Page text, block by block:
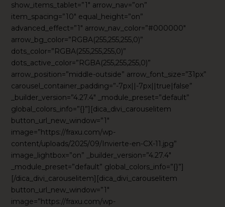
show_items_tablet=”1″ arrow_nav=”on”
item_spacing=”10″ equal_height=”on”
advanced_effect=”1″ arrow_nav_color=”#000000″
arrow_bg_color=”RGBA(255,255,255,0)”
dots_color=”RGBA(255,255,255,0)”
dots_active_color=”RGBA(255,255,255,0)”
arrow_position=”middle-outside” arrow_font_size=”31px”
carousel_container_padding=”-7px||-7px||true|false”
_builder_version=”4.27.4″ _module_preset=”default”
global_colors_info=”{}”][dica_divi_carouselitem
button_url_new_window=”1″
image=”https://fraxu.com/wp-
content/uploads/2025/09/Invierte-en-CX-11.jpg”
image_lightbox=”on” _builder_version=”4.27.4″
_module_preset=”default” global_colors_info=”{}”]
[/dica_divi_carouselitem][dica_divi_carouselitem
button_url_new_window=”1″
image=”https://fraxu.com/wp-